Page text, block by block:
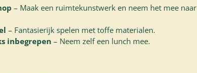
– Maak een ruimtekunstwerk en neem het mee naar
– Fantasierijk spelen met toffe materialen.
inbegrepen – Neem zelf een lunch mee.